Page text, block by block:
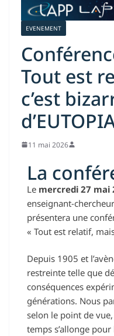
EVENEMENT
Tout est
c’est
11 mai 2026
La
Le mercredi 27 mai
enseignant-
présentera une
« Tout est relatif,
Depuis 1905 et
restreinte telle que
conséquences
générations. Nous
selon le point de
temps s’allonge